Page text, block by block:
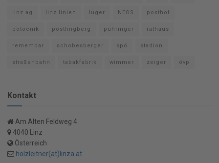
linz ag linz linien luger NEOS posthof
potocnik pöstlingberg pühringer rathaus
remembar schobesberger spö stadion
straßenbahn tabakfabrik wimmer zeiger övp
Kontakt
Am Alten Feldweg 4
4040 Linz
Österreich
holzleitner(at)linza.at